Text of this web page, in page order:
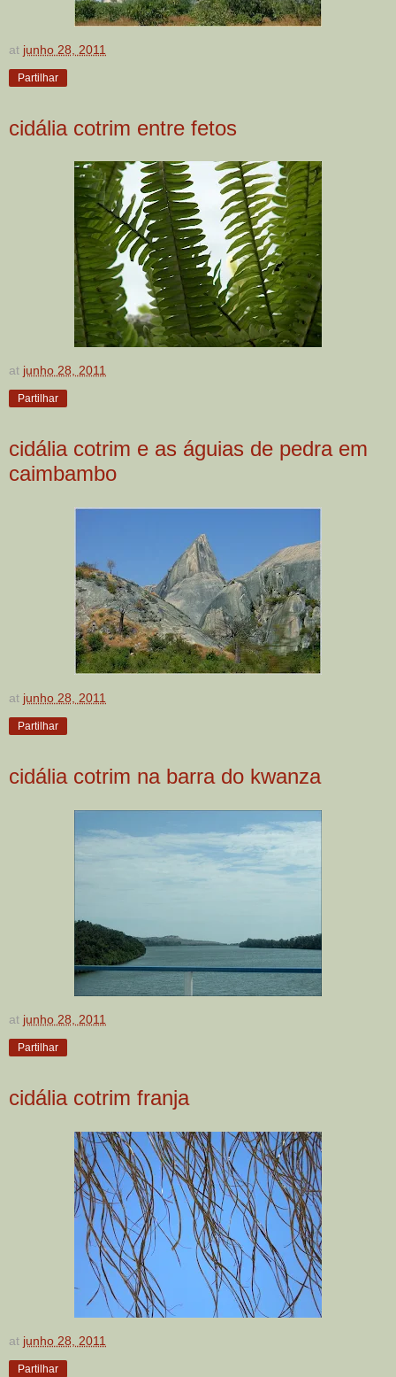
at junho 28, 2011
Partilhar
cidália cotrim entre fetos
at junho 28, 2011
Partilhar
cidália cotrim e as águias de pedra em
caimbambo
at junho 28, 2011
Partilhar
cidália cotrim na barra do kwanza
at junho 28, 2011
Partilhar
cidália cotrim franja
at junho 28, 2011
Partilhar